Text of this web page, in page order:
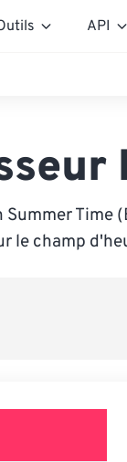
API
Time
le champ